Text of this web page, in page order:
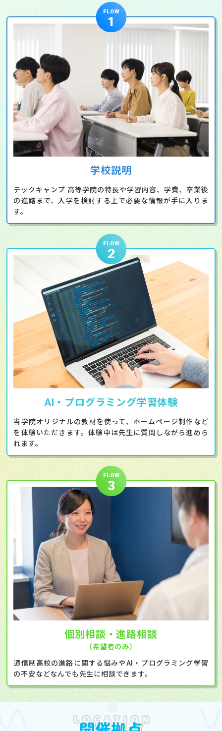
FLOW
1
学校説明
テックキャンプ 高等学院の特長や学習内容、学費、卒業後
の進路まで、入学を検討する上で必要な情報が手に入りま
す。
FLOW
2
AI・プログラミング学習体験
当学院オリジナルの教材を使って、ホームページ制作など
を体験いただきます。体験中は先生に質問しながら進めら
れます。
FLOW
3
個別相談・進路相談
（希望者のみ）
通信制高校の進路に関する悩みやAI・プログラミング学習
の不安などなんでも先生に相談できます。